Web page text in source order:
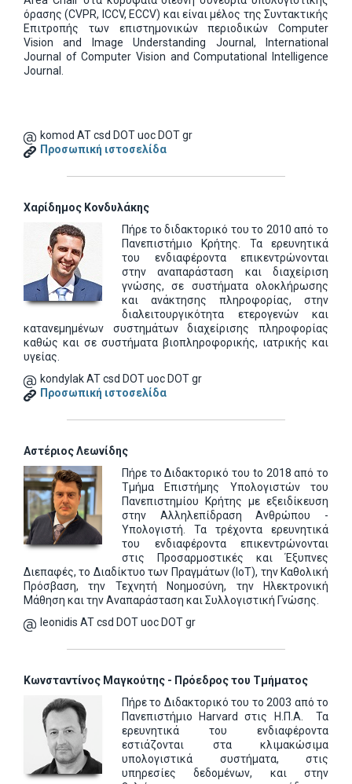
όρασης (CVPR, ICCV, ECCV) και είναι μέλος της Συντακτικής
Επιτροπής των επιστημονικών περιοδικών Computer
Vision and Image Understanding Journal, International
Journal of Computer Vision and Computational Intelligence
Journal.
komod AT csd DOT uoc DOT gr
Προσωπική ιστοσελίδα
Χαρίδημος Κονδυλάκης
Πήρε το διδακτορικό του το 2010 από το
Πανεπιστήμιο Κρήτης. Τα ερευνητικά
του ενδιαφέροντα επικεντρώνονται
στην αναπαράσταση και διαχείριση
γνώσης, σε συστήματα ολοκλήρωσης
και ανάκτησης πληροφορίας, στην
διαλειτουργικότητα ετερογενών και
κατανεμημένων συστημάτων διαχείρισης πληροφορίας
καθώς και σε συστήματα βιοπληροφορικής, ιατρικής και
υγείας.
kondylak AT csd DOT uoc DOT gr
Προσωπική ιστοσελίδα
Αστέριος Λεωνίδης
Πήρε το Διδακτορικό του to 2018 από το
Τμήμα Επιστήμης Υπολογιστών του
Πανεπιστημίου Κρήτης με εξειδίκευση
στην Αλληλεπίδραση Ανθρώπου -
Υπολογιστή. Τα τρέχοντα ερευνητικά
του ενδιαφέροντα επικεντρώνονται
στις Προσαρμοστικές και Έξυπνες
Διεπαφές, το Διαδίκτυο των Πραγμάτων (IoT), την Καθολική
Πρόσβαση, την Τεχνητή Νοημοσύνη, την Ηλεκτρονική
Μάθηση και την Αναπαράσταση και Συλλογιστική Γνώσης.
leonidis AT csd DOT uoc DOT gr
Κωνσταντίνος Μαγκούτης - Πρόεδρος του Τμήματος
Πήρε το Διδακτορικό του το 2003 από το
Πανεπιστήμιο
Harvard στις Η.Π.Α.
Τα
ερευνητικά του ενδιαφέροντα
εστιάζονται στα κλιμακώσιμα
υπολογιστικά συστήματα, στις
υπηρεσίες δεδομένων, και στην